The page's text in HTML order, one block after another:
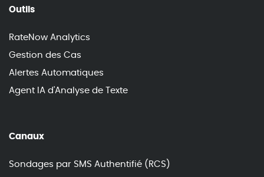
Outils
RateNow Analytics
Gestion des Cas
Alertes Automatiques
Agent IA d'Analyse de Texte
Canaux
Sondages par SMS Authentifié (RCS)